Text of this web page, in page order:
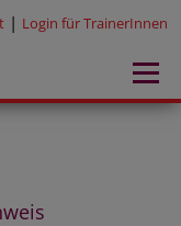
| Login für TrainerInnen